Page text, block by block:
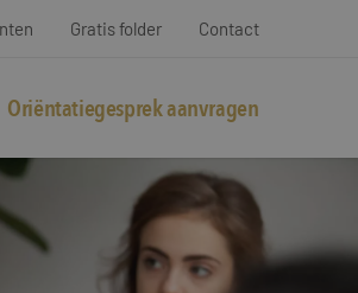
Gratis folder Contact
Oriëntatiegesprek aanvragen